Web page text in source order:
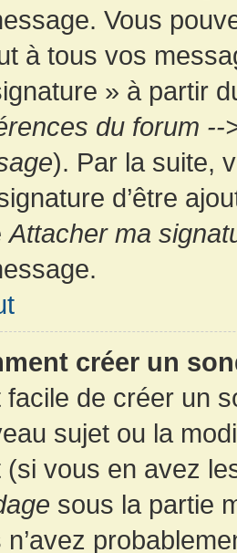
Vous
à tous vos
» à partir
du forum
). Par la suite,
d’être
Attacher ma
créer un
facile de créer un
sujet ou la
(si vous en avez
sous la partie
n’avez